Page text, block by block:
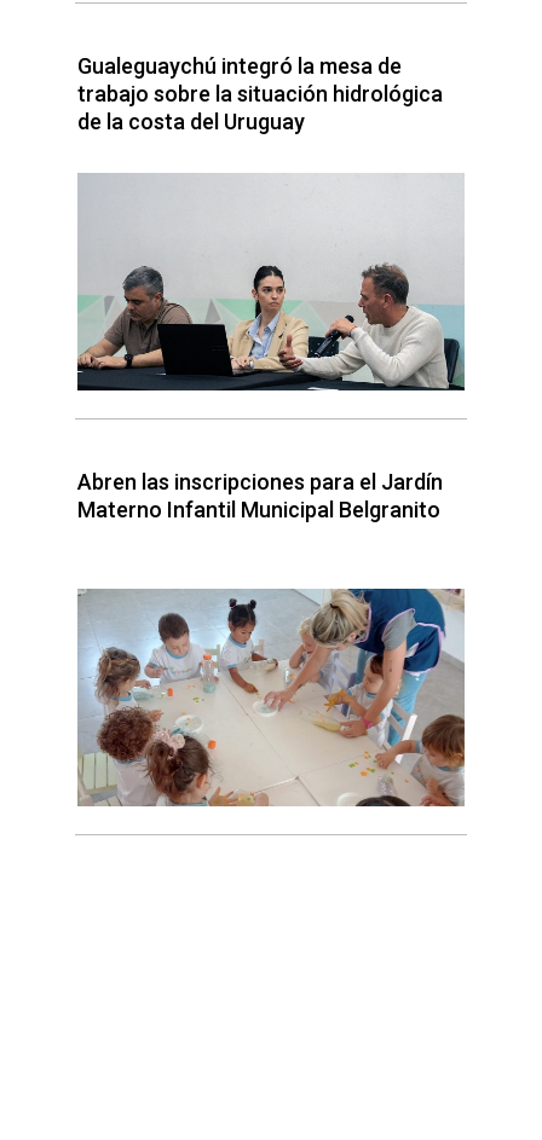
Gualeguaychú integró la mesa de
trabajo sobre la situación hidrológica
de la costa del Uruguay
Abren las inscripciones para el Jardín
Materno Infantil Municipal Belgranito